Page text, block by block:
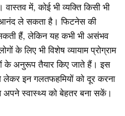
में, कोई भी व्यक्ति किसी भी
ले सकता है। फिटनेस की
हैं, लेकिन यह कभी भी असंभव
के लिए भी विशेष व्यायाम प्रोग्राम
के अनुरूप तैयार किए जाते हैं। इस
लेकर इन गलतफहमियों को दूर करना
स्वास्थ्य को बेहतर बना सकें।